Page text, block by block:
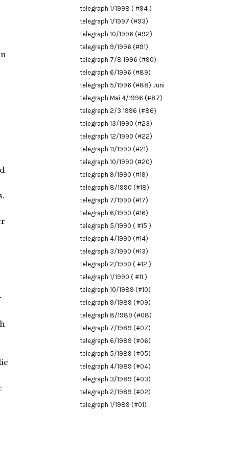
telegraph 1/1998 ( #94 )
telegraph 1/1997 (#93)
telegraph 10/1996 (#92)
telegraph 9/1996 (#91)
telegraph 7/8 1996 (#90)
telegraph 6/1996 (#89)
telegraph 5/1996 (#88) Juni
telegraph Mai 4/1996 (#87)
telegraph 2/3 1996 (#86)
telegraph 13/1990 (#23)
telegraph 12/1990 (#22)
telegraph 11/1990 (#21)
telegraph 10/1990 (#20)
telegraph 9/1990 (#19)
telegraph 8/1990 (#18)
telegraph 7/1990 (#17)
telegraph 6/1990 (#16)
telegraph 5/1990 ( #15 )
telegraph 4/1990 (#14)
telegraph 3/1990 (#13)
telegraph 2/1990 ( #12 )
telegraph 1/1990 ( #11 )
telegraph 10/1989 (#10)
telegraph 9/1989 (#09)
telegraph 8/1989 (#08)
telegraph 7/1989 (#07)
telegraph 6/1989 (#06)
telegraph 5/1989 (#05)
telegraph 4/1989 (#04)
telegraph 3/1989 (#03)
telegraph 2/1989 (#02)
telegraph 1/1989 (#01)